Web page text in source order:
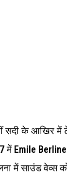
सदी के आखिर
में Emile
में साउंड वेव्स